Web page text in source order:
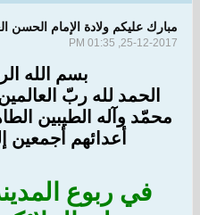
مبارك عليكم ولادة الإمام الحسن
25-12-2017, 01:35 PM
بسم الله
الحمد لله ربّ
محمّد وآله الطيبين
أعدائهم أجمعين
في ربوع